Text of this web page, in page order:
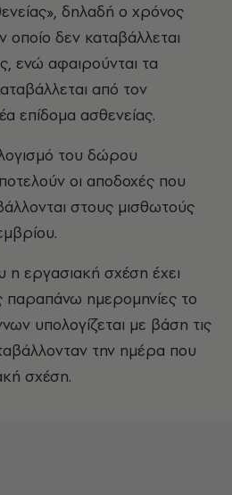
δηλαδή ο χρόνος
οποίο δεν καταβάλλεται
ενώ αφαιρούνται τα
από τον
επίδομα ασθενείας.
του δώρου
οι αποδοχές που
στους μισθωτούς
εργασιακή σχέση έχει
παραπάνω ημερομηνίες τo
υπολογίζεται με βάση τις
την ημέρα που
σχέση.